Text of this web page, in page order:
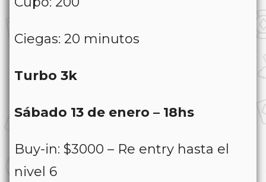
Ciegas: 20 minutos
Turbo 3k
Sábado 13 de enero – 18hs
Buy-in: $3000 – Re entry hasta el
nivel 6